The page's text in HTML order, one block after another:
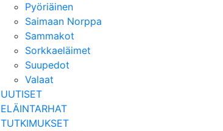
Pyöriäinen
Saimaan Norppa
Sammakot
Sorkkaeläimet
Suupedot
Valaat
UUTISET
ELÄINTARHAT
TUTKIMUKSET